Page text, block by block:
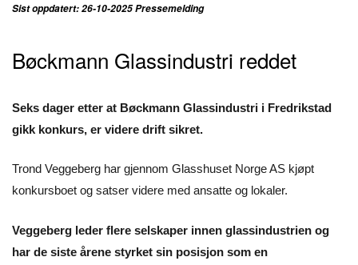
Sist oppdatert: 26-10-2025 Pressemelding
Bøckmann Glassindustri reddet
Seks dager etter at Bøckmann Glassindustri i Fredrikstad
gikk konkurs, er videre drift sikret.
Trond Veggeberg har gjennom Glasshuset Norge AS kjøpt
konkursboet og satser videre med ansatte og lokaler.
Veggeberg leder flere selskaper innen glassindustrien og
har de siste årene styrket sin posisjon som en